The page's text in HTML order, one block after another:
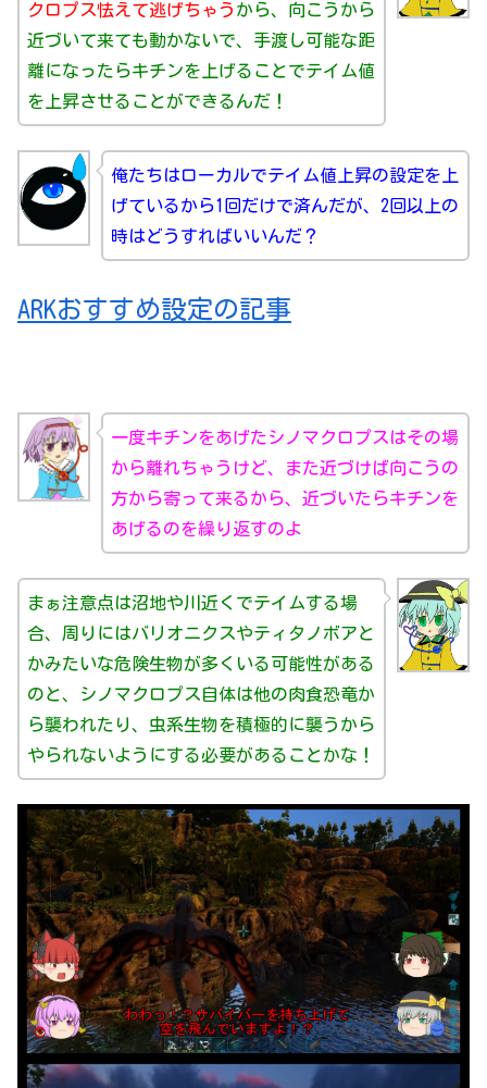
クロプス怯えて逃げちゃう から、向こうから
近づいて来ても動かないで、手渡し可能な距
離になったらキチンを上げることでテイム値
を上昇させることができるんだ！
俺たちはローカルでテイム値上昇の設定を上
げているから1回だけで済んだが、2回以上の
時はどうすればいいんだ？
ARKおすすめ設定の記事
一度キチンをあげたシノマクロプスはその場
から離れちゃうけど、また近づけば向こうの
方から寄って来るから、近づいたらキチンを
あげるのを繰り返すのよ
まぁ注意点は沼地や川近くでテイムする場
合、周りにはバリオニクスやティタノボアと
かみたいな危険生物が多くいる可能性がある
のと、シノマクロプス自体は他の肉食恐竜か
ら襲われたり、虫系生物を積極的に襲うから
やられないようにする必要があることかな！